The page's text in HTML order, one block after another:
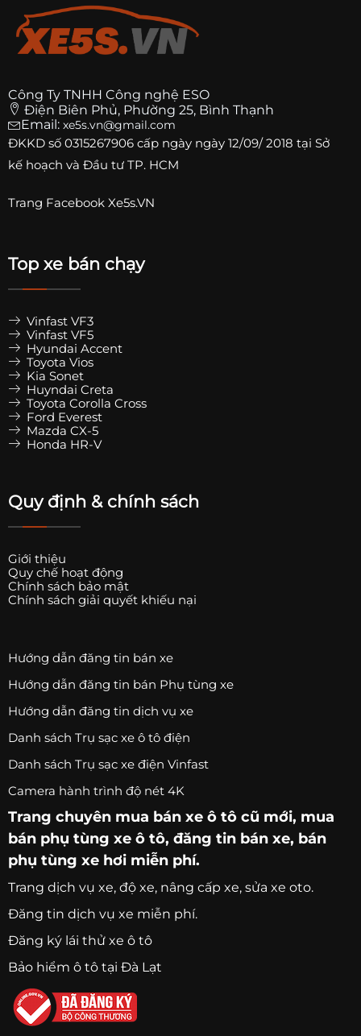
Công Ty TNHH Công nghệ ESO
Điện Biên Phủ, Phường 25, Bình Thạnh
Email: xe5s.vn@gmail.com
ĐKKD số 0315267906 cấp ngày ngày 12/09/ 2018 tại Sở
kế hoạch và Đầu tư TP. HCM
Trang Facebook Xe5s.VN
Top xe bán chạy
Vinfast VF3
Vinfast VF5
Hyundai Accent
Toyota Vios
Kia Sonet
Huyndai Creta
Toyota Corolla Cross
Ford Everest
Mazda CX-5
Honda HR-V
Quy định & chính sách
Giới thiệu
Quy chế hoạt động
Chính sách bảo mật
Chính sách giải quyết khiếu nại
Hướng dẫn đăng tin bán xe
Hướng dẫn đăng tin bán Phụ tùng xe
Hướng dẫn đăng tin dịch vụ xe
Danh sách Trụ sạc xe ô tô điện
Danh sách Trụ sạc xe điện Vinfast
Camera hành trình độ nét 4K
Trang chuyên mua bán xe ô tô cũ mới, mua
bán phụ tùng xe ô tô, đăng tin bán xe, bán
phụ tùng xe hơi miễn phí.
Trang dịch vụ xe, độ xe, nâng cấp xe, sửa xe oto.
Đăng tin dịch vụ xe miễn phí.
Đăng ký lái thử xe ô tô
Bảo hiểm ô tô tại Đà Lạt